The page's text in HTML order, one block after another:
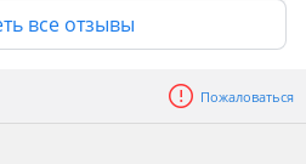
дейді нақты хабарым жоқ
болады бірақ алып сатуға
уақыт кетуі мүмкін
жүруге жетті жылдамдық
все отзывы
Пожаловаться